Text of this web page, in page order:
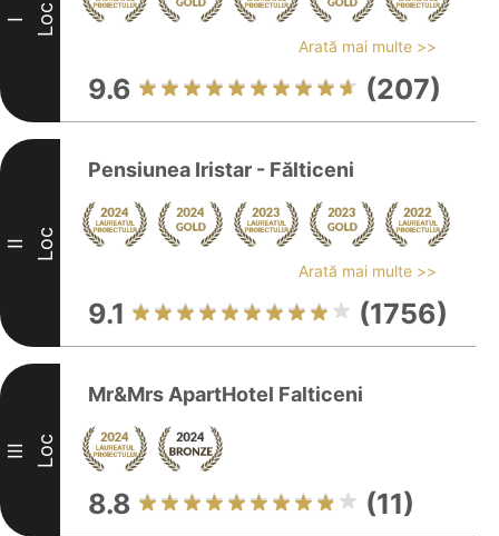
I Loc
Arată mai multe >>
9.6 (207)
II Loc
Pensiunea Iristar - Fălticeni
Arată mai multe >>
9.1 (1756)
III Loc
Mr&Mrs ApartHotel Falticeni
8.8 (11)